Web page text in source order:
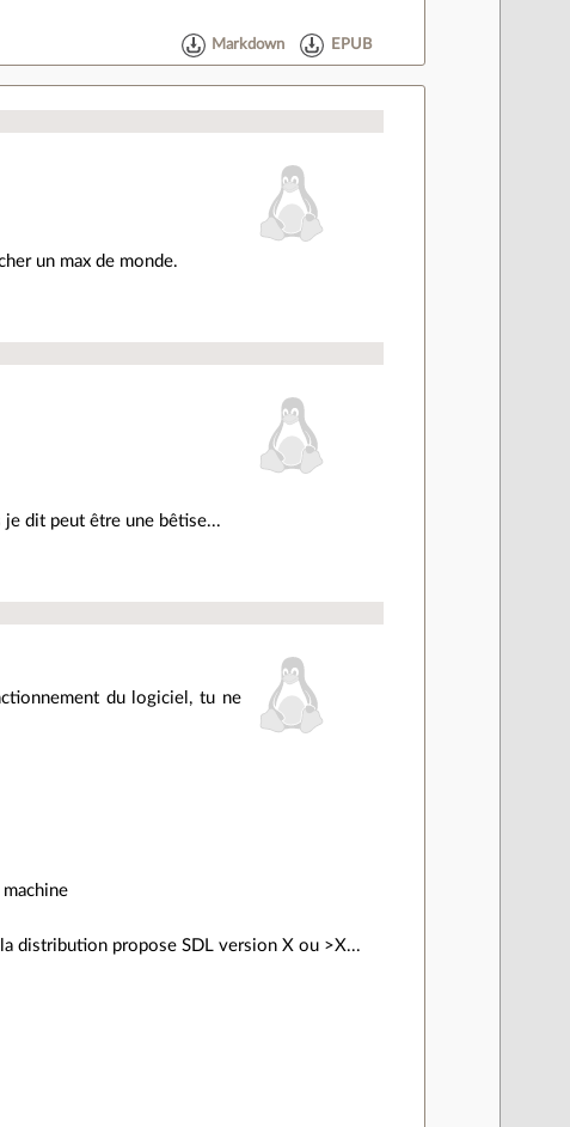
Markdown EPUB
un max de monde.
je dit peut être une bêtise...
du logiciel, tu ne
distribution propose SDL version X ou >X...